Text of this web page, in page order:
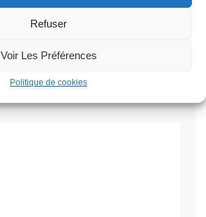
Refuser
Voir Les Préférences
Politique de cookies